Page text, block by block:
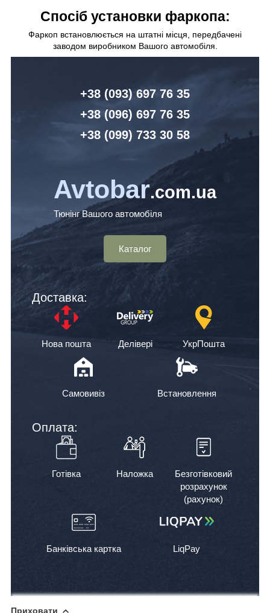
Спосіб установки фаркопа:
Фаркоп встановлюється на штатні місця, передбачені
заводом виробником Вашого автомобіля.
+38 (093) 697 76 35
+38 (096) 697 76 35
+38 (099) 733 30 58
Avtobar.com.ua
Тюнінг Вашого автомобіля
Каталог
Доставка:
Нова пошта Делівері УкрПошта
Самовивіз Встановлення
Оплата:
Готівка Наложка
Безготівковий
розрахунок
(рахунок)
Банківська картка LiqPay
Приховати